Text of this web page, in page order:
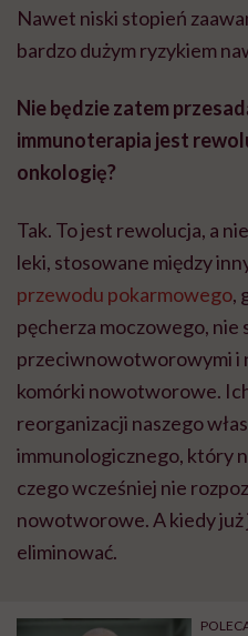
Nawet niski stopień
bardzo dużym ryzykiem
Nie będzie zatem
immunoterapia jest
onkologię?
Tak. To jest rewolucja, a
leki, stosowane między
przewodu pokarmowego,
pęcherza moczowego, nie
przeciwnowotworowymi i
komórki nowotworowe.
reorganizacji naszego
immunologicznego, który
czego wcześniej nie
nowotworowe. A kiedy już
eliminować.